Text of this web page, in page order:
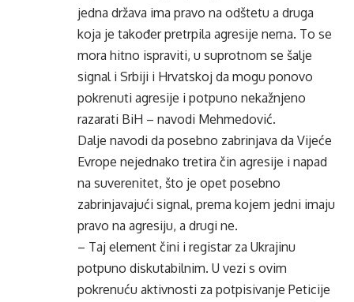
jedna država ima pravo na odštetu a druga
koja je također pretrpila agresije nema. To se
mora hitno ispraviti, u suprotnom se šalje
signal i Srbiji i Hrvatskoj da mogu ponovo
pokrenuti agresije i potpuno nekažnjeno
razarati BiH – navodi Mehmedović.
Dalje navodi da posebno zabrinjava da Vijeće
Evrope nejednako tretira čin agresije i napad
na suverenitet, što je opet posebno
zabrinjavajući signal, prema kojem jedni imaju
pravo na agresiju, a drugi ne.
– Taj element čini i registar za Ukrajinu
potpuno diskutabilnim. U vezi s ovim
pokrenuću aktivnosti za potpisivanje Peticije